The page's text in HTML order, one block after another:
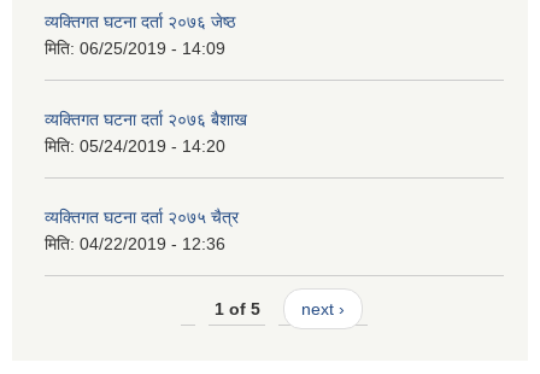
व्यक्तिगत घटना दर्ता २०७६ जेष्ठ
मिति: 06/25/2019 - 14:09
व्यक्तिगत घटना दर्ता २०७६ बैशाख
मिति: 05/24/2019 - 14:20
व्यक्तिगत घटना दर्ता २०७५ चैत्र
मिति: 04/22/2019 - 12:36
1 of 5 next ›